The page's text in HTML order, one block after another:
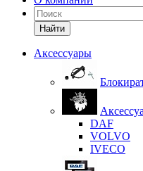
Найти
Аксессуары
DAF
VOLVO
IVECO